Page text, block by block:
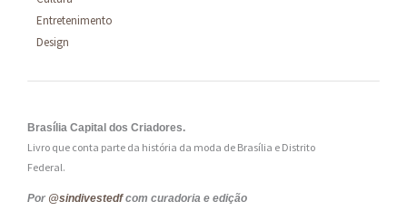
Entretenimento
Design
Brasília Capital dos Criadores.
Livro que conta parte da história da moda de Brasília e Distrito
Federal.
Por @sindivestedfcom curadoria e edição